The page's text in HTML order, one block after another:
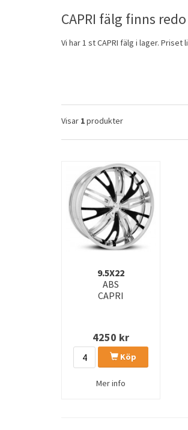
CAPRI fälg finns
Vi har 1 st CAPRI fälg i lager. Priset
Visar 1produkter
9.5X22
ABS
CAPRI
4250 kr
Köp
Mer info